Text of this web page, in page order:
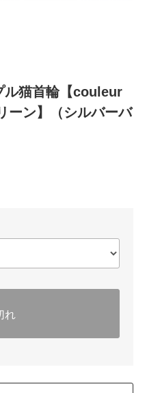
ル猫首輪【couleur
ーン】（シルバーバ
れ